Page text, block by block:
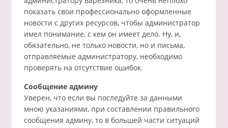
показать свои профессионально оформленные
новости с других ресурсов, чтобы администратор
имел понимание, с кем он имеет дело. Ну, и,
обязательно, не только новости, но и письма,
отправляемые администратору, необходимо
проверять на отсутствие ошибок.
Сообщение админу
Уверен, что если вы последуйте за данными
мною указаниями, при составлении правильного
сообщения админу, то в большей части ситуаций